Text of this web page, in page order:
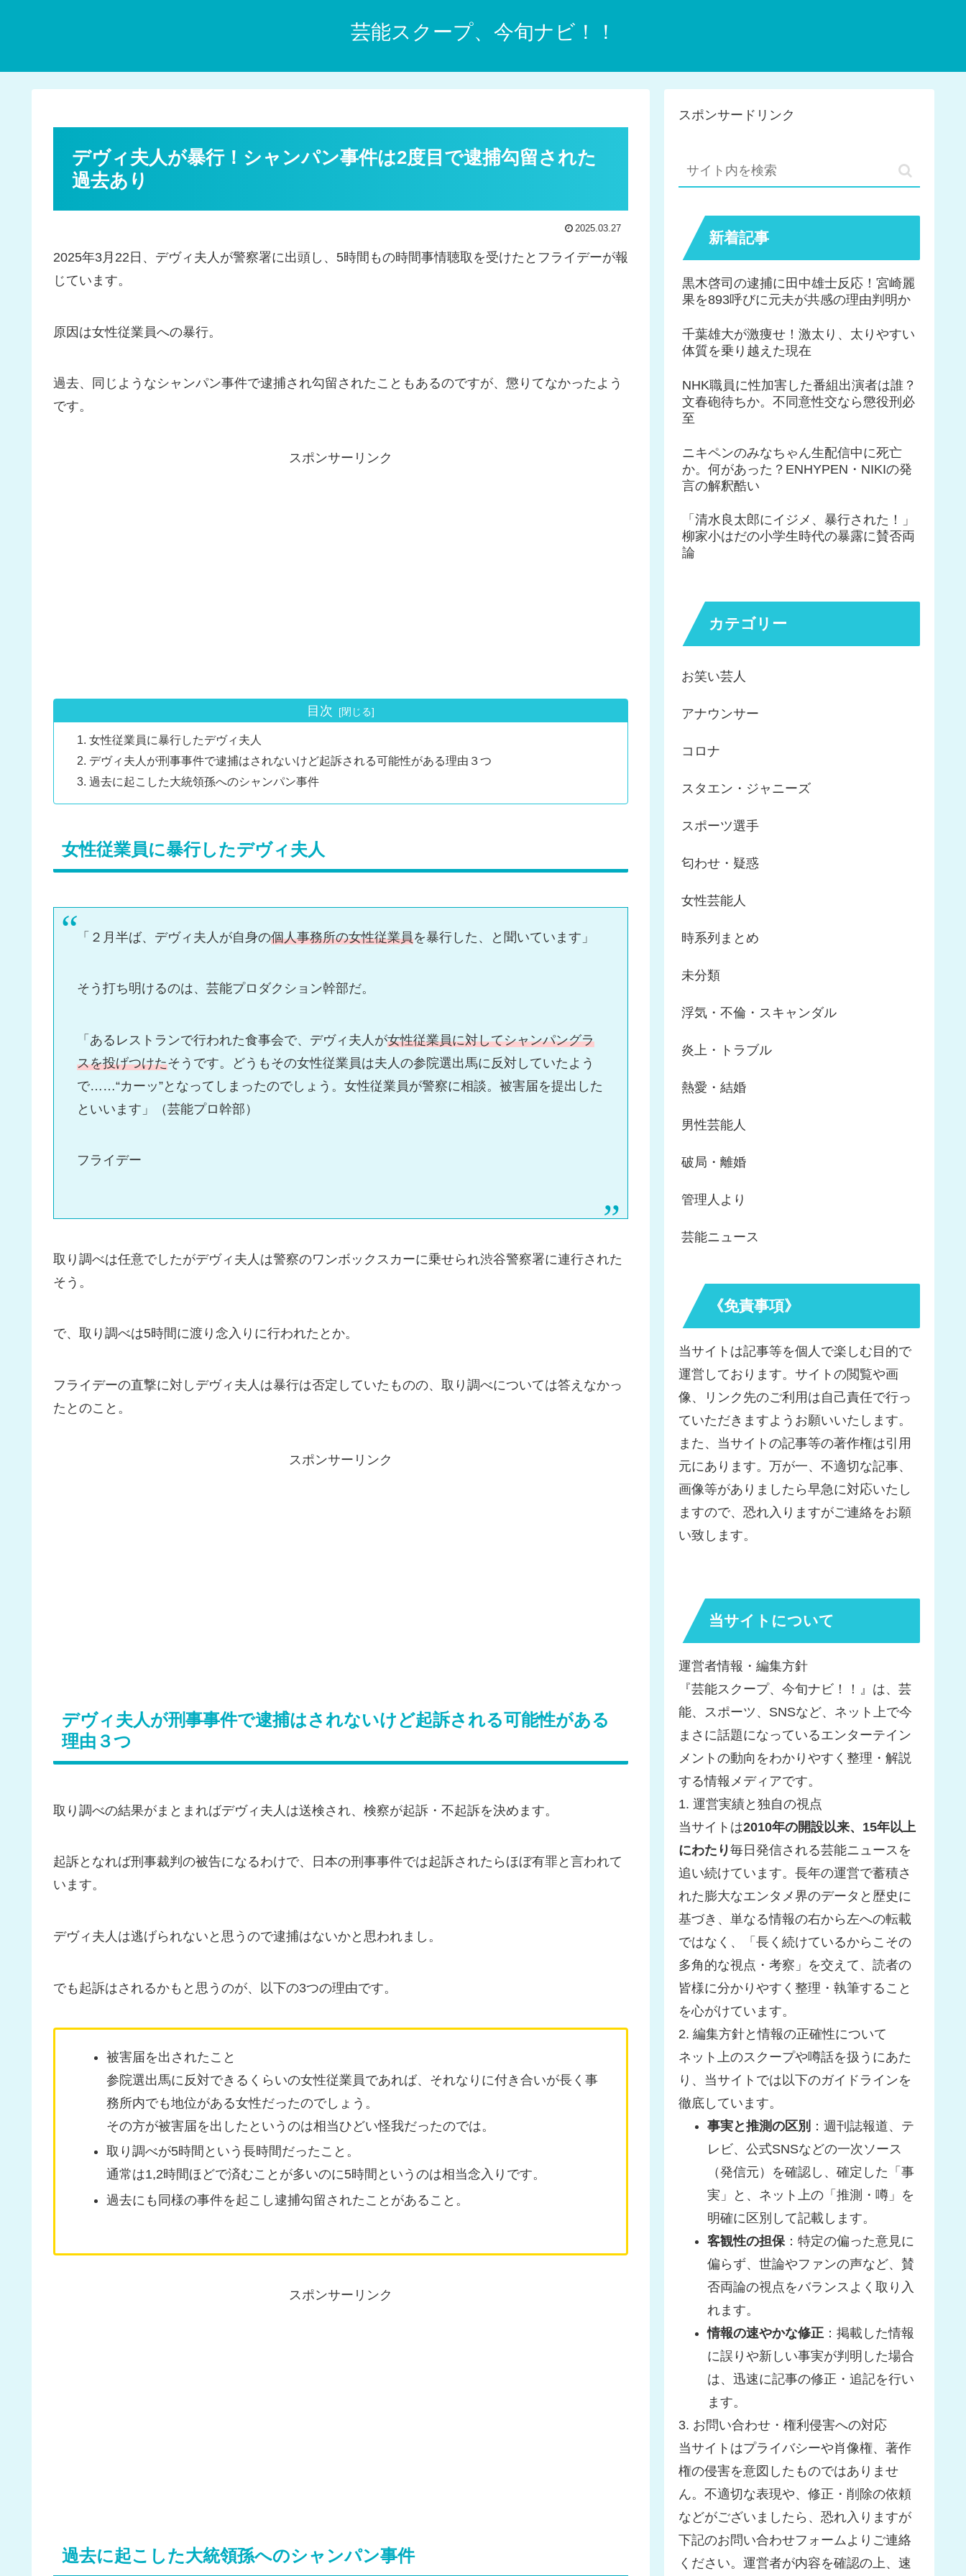
芸能スクープ、今旬ナビ！！
デヴィ夫人が暴行！シャンパン事件は2度目で逮捕勾留された
過去あり
2025.03.27
2025年3月22日、デヴィ夫人が警察署に出頭し、5時間もの時間事情聴取を受けたとフライデーが報
じています。
原因は女性従業員への暴行。
過去、同じようなシャンパン事件で逮捕され勾留されたこともあるのですが、懲りてなかったよう
です。
スポンサーリンク
目次
女性従業員に暴行したデヴィ夫人
デヴィ夫人が刑事事件で逮捕はされないけど起訴される可能性がある理由３つ
過去に起こした大統領孫へのシャンパン事件
女性従業員に暴行したデヴィ夫人
「２月半ば、デヴィ夫人が自身の個人事務所の女性従業員を暴行した、と聞いています」
そう打ち明けるのは、芸能プロダクション幹部だ。
「あるレストランで行われた食事会で、デヴィ夫人が女性従業員に対してシャンパングラ
スを投げつけたそうです。どうもその女性従業員は夫人の参院選出馬に反対していたよう
で……“カーッ”となってしまったのでしょう。女性従業員が警察に相談。被害届を提出した
といいます」（芸能プロ幹部）
フライデー
取り調べは任意でしたがデヴィ夫人は警察のワンボックスカーに乗せられ渋谷警察署に連行された
そう。
で、取り調べは5時間に渡り念入りに行われたとか。
フライデーの直撃に対しデヴィ夫人は暴行は否定していたものの、取り調べについては答えなかっ
たとのこと。
スポンサーリンク
デヴィ夫人が刑事事件で逮捕はされないけど起訴される可能性がある
理由３つ
取り調べの結果がまとまればデヴィ夫人は送検され、検察が起訴・不起訴を決めます。
起訴となれば刑事裁判の被告になるわけで、日本の刑事事件では起訴されたらほぼ有罪と言われて
います。
デヴィ夫人は逃げられないと思うので逮捕はないかと思われまし。
でも起訴はされるかもと思うのが、以下の3つの理由です。
被害届を出されたこと
参院選出馬に反対できるくらいの女性従業員であれば、それなりに付き合いが長く事
務所内でも地位がある女性だったのでしょう。
その方が被害届を出したというのは相当ひどい怪我だったのでは。
取り調べが5時間という長時間だったこと。
通常は1,2時間ほどで済むことが多いのに5時間というのは相当念入りです。
過去にも同様の事件を起こし逮捕勾留されたことがあること。
スポンサーリンク
過去に起こした大統領孫へのシャンパン事件
スポンサードリンク
新着記事
黒木啓司の逮捕に田中雄士反応！宮崎麗
果を893呼びに元夫が共感の理由判明か
千葉雄大が激痩せ！激太り、太りやすい
体質を乗り越えた現在
NHK職員に性加害した番組出演者は誰？
文春砲待ちか。不同意性交なら懲役刑必
至
ニキペンのみなちゃん生配信中に死亡
か。何があった？ENHYPEN・NIKIの発
言の解釈酷い
「清水良太郎にイジメ、暴行された！」
柳家小はだの小学生時代の暴露に賛否両
論
カテゴリー
お笑い芸人
アナウンサー
コロナ
スタエン・ジャニーズ
スポーツ選手
匂わせ・疑惑
女性芸能人
時系列まとめ
未分類
浮気・不倫・スキャンダル
炎上・トラブル
熱愛・結婚
男性芸能人
破局・離婚
管理人より
芸能ニュース
《免責事項》
当サイトは記事等を個人で楽しむ目的で
運営しております。サイトの閲覧や画
像、リンク先のご利用は自己責任で行っ
ていただきますようお願いいたします。
また、当サイトの記事等の著作権は引用
元にあります。万が一、不適切な記事、
画像等がありましたら早急に対応いたし
ますので、恐れ入りますがご連絡をお願
い致します。
当サイトについて
運営者情報・編集方針
『芸能スクープ、今旬ナビ！！』は、芸
能、スポーツ、SNSなど、ネット上で今
まさに話題になっているエンターテイン
メントの動向をわかりやすく整理・解説
する情報メディアです。
1. 運営実績と独自の視点
当サイトは2010年の開設以来、15年以上
にわたり毎日発信される芸能ニュースを
追い続けています。長年の運営で蓄積さ
れた膨大なエンタメ界のデータと歴史に
基づき、単なる情報の右から左への転載
ではなく、「長く続けているからこその
多角的な視点・考察」を交えて、読者の
皆様に分かりやすく整理・執筆すること
を心がけています。
2. 編集方針と情報の正確性について
ネット上のスクープや噂話を扱うにあた
り、当サイトでは以下のガイドラインを
徹底しています。
事実と推測の区別 ：週刊誌報道、テ
レビ、公式SNSなどの一次ソース
（発信元）を確認し、確定した「事
実」と、ネット上の「推測・噂」を
明確に区別して記載します。
客観性の担保 ：特定の偏った意見に
偏らず、世論やファンの声など、賛
否両論の視点をバランスよく取り入
れます。
情報の速やかな修正 ：掲載した情報
に誤りや新しい事実が判明した場合
は、迅速に記事の修正・追記を行い
ます。
3. お問い合わせ・権利侵害への対応
当サイトはプライバシーや肖像権、著作
権の侵害を意図したものではありませ
ん。不適切な表現や、修正・削除の依頼
などがございましたら、恐れ入りますが
下記のお問い合わせフォームよりご連絡
ください。運営者が内容を確認の上、速